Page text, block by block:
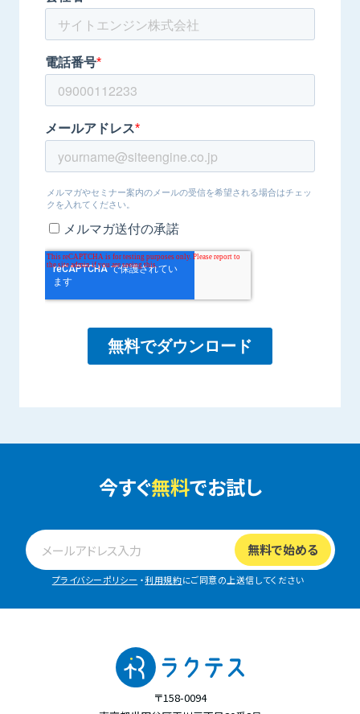
今すぐ無料でお試し
プライバシーポリシー ・利用規約にご同意の上送信してください
〒158-0094